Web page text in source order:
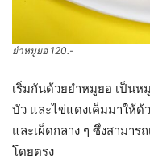
ยำหมูยอ 120.-
เริ่มกันด้วยยำหมูยอ เป็น
บัว และไข่แดงเค็มมาให้ด้
และเผ็ดกลาง ๆ ซึ่งสามาร
โดยตรง